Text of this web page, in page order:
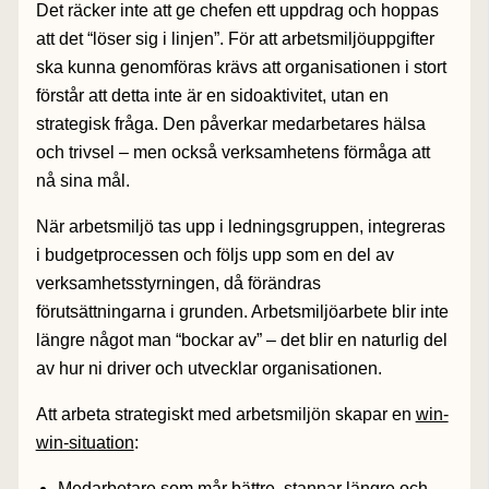
Det räcker inte att ge chefen ett uppdrag och hoppas
att det “löser sig i linjen”. För att arbetsmiljöuppgifter
ska kunna genomföras krävs att organisationen i stort
förstår att detta inte är en sidoaktivitet, utan en
strategisk fråga. Den påverkar medarbetares hälsa
och trivsel – men också verksamhetens förmåga att
nå sina mål.
När arbetsmiljö tas upp i ledningsgruppen, integreras
i budgetprocessen och följs upp som en del av
verksamhetsstyrningen, då förändras
förutsättningarna i grunden. Arbetsmiljöarbete blir inte
längre något man “bockar av” – det blir en naturlig del
av hur ni driver och utvecklar organisationen.
Att arbeta strategiskt med arbetsmiljön skapar en win-
win-situation: